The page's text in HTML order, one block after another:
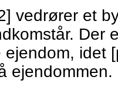
vedrører et
idet
ejendommen.